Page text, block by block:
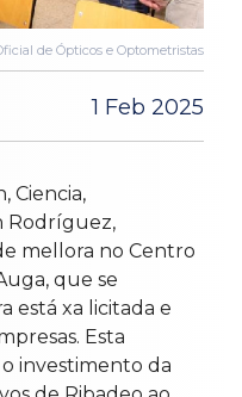
de Ópticos e Optometristas
1 Feb 2025
Ciencia,
Rodríguez,
mellora no Centro
que se
está xa licitada e
Esta
investimento da